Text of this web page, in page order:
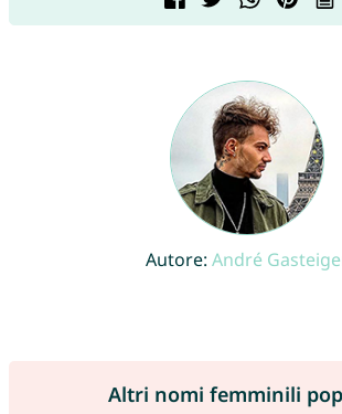
Autore: André
Altri nomi femminili